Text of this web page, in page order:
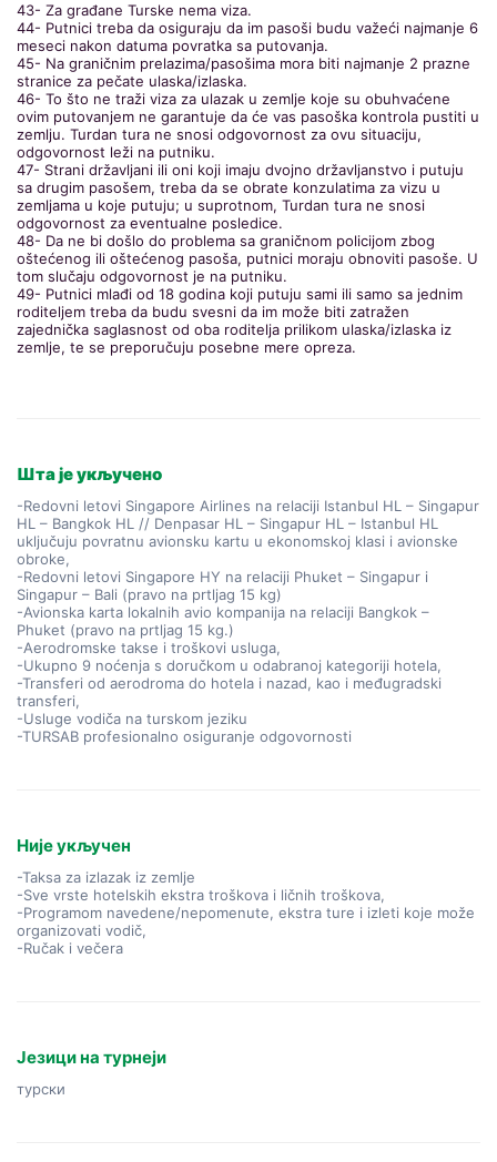
43- Za građane Turske nema viza.
44- Putnici treba da osiguraju da im pasoši budu važeći najmanje 6
meseci nakon datuma povratka sa putovanja.
45- Na graničnim prelazima/pasošima mora biti najmanje 2 prazne
stranice za pečate ulaska/izlaska.
46- To što ne traži viza za ulazak u zemlje koje su obuhvaćene
ovim putovanjem ne garantuje da će vas pasoška kontrola pustiti u
zemlju. Turdan tura ne snosi odgovornost za ovu situaciju,
odgovornost leži na putniku.
47- Strani državljani ili oni koji imaju dvojno državljanstvo i putuju
sa drugim pasošem, treba da se obrate konzulatima za vizu u
zemljama u koje putuju; u suprotnom, Turdan tura ne snosi
odgovornost za eventualne posledice.
48- Da ne bi došlo do problema sa graničnom policijom zbog
oštećenog ili oštećenog pasoša, putnici moraju obnoviti pasoše. U
tom slučaju odgovornost je na putniku.
49- Putnici mlađi od 18 godina koji putuju sami ili samo sa jednim
roditeljem treba da budu svesni da im može biti zatražen
zajednička saglasnost od oba roditelja prilikom ulaska/izlaska iz
zemlje, te se preporučuju posebne mere opreza.
Шта је укључено
-Redovni letovi Singapore Airlines na relaciji Istanbul HL – Singapur
HL – Bangkok HL // Denpasar HL – Singapur HL – Istanbul HL
uključuju povratnu avionsku kartu u ekonomskoj klasi i avionske
obroke,
-Redovni letovi Singapore HY na relaciji Phuket – Singapur i
Singapur – Bali (pravo na prtljag 15 kg)
-Avionska karta lokalnih avio kompanija na relaciji Bangkok –
Phuket (pravo na prtljag 15 kg.)
-Aerodromske takse i troškovi usluga,
-Ukupno 9 noćenja s doručkom u odabranoj kategoriji hotela,
-Transferi od aerodroma do hotela i nazad, kao i međugradski
transferi,
-Usluge vodiča na turskom jeziku
-TURSAB profesionalno osiguranje odgovornosti
Није укључен
-Taksa za izlazak iz zemlje
-Sve vrste hotelskih ekstra troškova i ličnih troškova,
-Programom navedene/nepomenute, ekstra ture i izleti koje može
organizovati vodič,
-Ručak i večera
Језици на турнеји
турски